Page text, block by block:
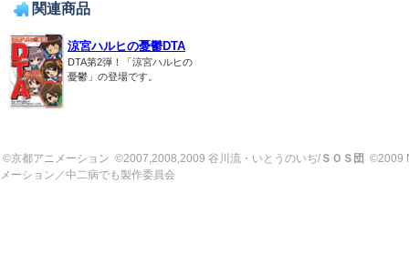
関連商品
涼宮ハルヒの憂鬱DTA
DTA第2弾！「涼宮ハルヒの
憂鬱」の登場です。
©京都アニメーション ©2007,2008,2009 谷川流・いとうのいぢ/ ＳＯＳ団 ©2009
メーション／中二病でも製作委員会